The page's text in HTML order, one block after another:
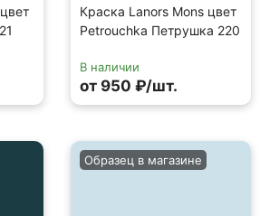
Краска Lanors Mons цвет
Petrouchka Петрушка 220
В наличии
от 950 ₽/шт.
Образец в магазине